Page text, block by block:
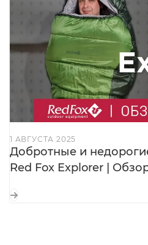
1 АВГУСТА 2025
Добротные и
Red Fox Explorer |